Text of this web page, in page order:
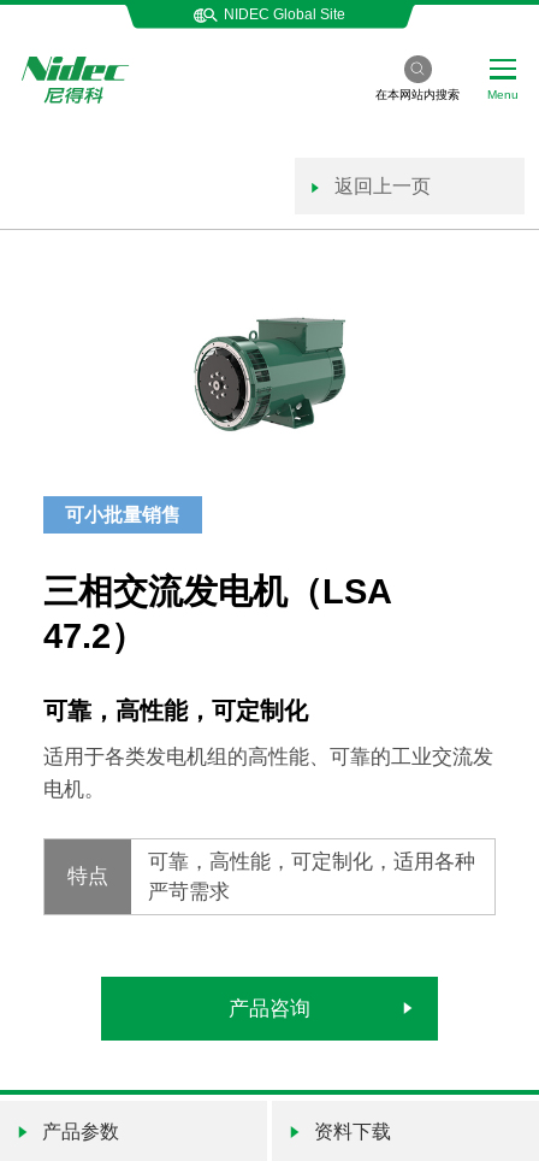
NIDEC Global Site
在本网站内搜索 Menu
返回上一页
可小批量销售
三相交流发电机（LSA
47.2）
可靠，高性能，可定制化
适用于各类发电机组的高性能、可靠的工业交流发
电机。
特点
可靠，高性能，可定制化，适用各种
严苛需求
产品咨询
产品参数 资料下载